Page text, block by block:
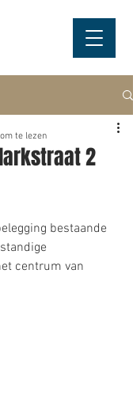
2
te lezen
bestaande
centrum van